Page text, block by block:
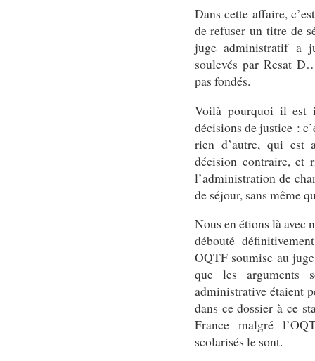
Dans cette affaire,
de refuser un titre de
juge administratif a
soulevés par Resat
pas fondés.
Voilà pourquoi il est
décisions de justice :
rien d’autre, qui est
décision contraire, et
l’administration de
de séjour, sans même
Nous en étions là avec
débouté
OQTF soumise au
que les arguments
administrative étaient
dans ce dossier à ce
France malgré
scolarisés le sont.